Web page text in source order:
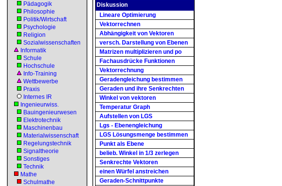
Pädagogik
Philosophie
Politik/Wirtschaft
Psychologie
Religion
Sozialwissenschaften
Informatik
Schule
Hochschule
Info-Training
Wettbewerbe
Praxis
Internes IR
Ingenieurwiss.
Bauingenieurwesen
Elektrotechnik
Maschinenbau
Materialwissenschaft
Regelungstechnik
Signaltheorie
Sonstiges
Technik
Mathe
Schulmathe
Diskussion
Lineare Optimierung
Vektorrechnen
Abhängigkeit von Vektoren
versch. Darstellung von Ebenen
Matrizen multiplizieren und po
Fachausdrücke Funktionen
Vektorrechnung
Geradengleichung bestimmen
Geraden und ihre Senkrechten
Winkel von vektoren
Temperatur Graph
Aufstellen von LGS
Lgs - Ebenengleichung
LGS Lösungsmenge bestimmen
Punkt als Ebene
belieb. Winkel in 1/3 zerlegen
Senkrechte Vektoren
einen Würfel anstreichen
Geraden-Schnittpunkte